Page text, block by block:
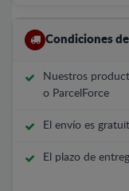
Condiciones
Nuestros
o ParcelForce
El envío es
El plazo de